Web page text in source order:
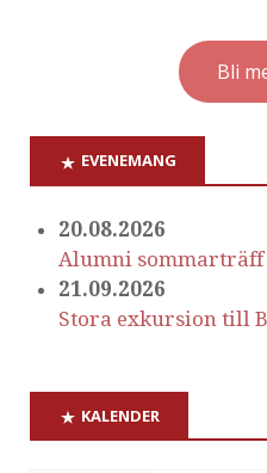
Bli
EVENEMANG
20.08.2026
Alumni sommarträff
21.09.2026
Stora exkursion till
KALENDER